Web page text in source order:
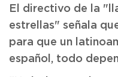
El directivo de la
estrellas" señala
para que un
español, todo